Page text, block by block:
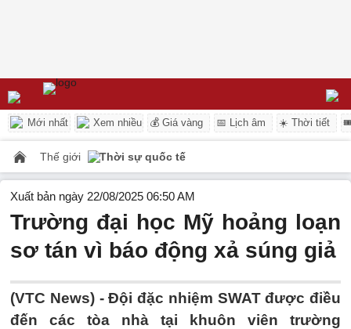
Mới nhất Xem nhiều 💰 Giá vàng 📅 Lịch âm ☀️ Thời tiết
Thế giới Thời sự quốc tế
Xuất bản ngày 22/08/2025 06:50 AM
Trường đại học Mỹ hoảng loạn
sơ tán vì báo động xả súng giả
(VTC News) -Đội đặc nhiệm SWAT được điều
đến các tòa nhà tại khuôn viên trường